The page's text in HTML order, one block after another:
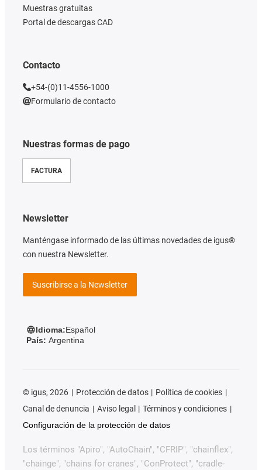
Nuestras formas de pago
FACTURA
Muestras gratuitas
Portal de descargas CAD
Contacto
+54-(0)11-4556-1000
Formulario de contacto
Newsletter
Manténgase informado de las últimas novedades de igus®
con nuestra Newsletter.
Suscribirse a la Newsletter
Idioma:Español
País: Argentina
© igus, 2026 Protección de datos
Política de cookies
Canal de denuncia
Aviso legal
Términos y condiciones
Configuración de la protección de datos
Los términos "Apiro", "AutoChain", "CFRIP", "chainflex",
"chainge", "chains for cranes", "ConProtect", "cradle-